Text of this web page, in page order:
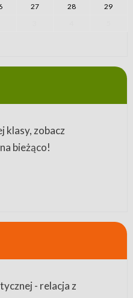
27 28
29
klasy, zobacz
bieżąco!
- relacja z